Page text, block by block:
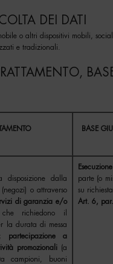
DEI DATI
o altri dispositivi mobili,
e tradizionali.
BASE
disposizione dalla
o attraverso
di garanzia e/o
richiedono il
la durata di messa
partecipazione a
promozionali (a
campioni, buoni
parte (o
su richiesta
Art. 6, par.